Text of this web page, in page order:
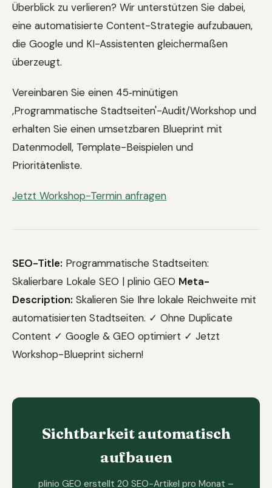
Überblick zu verlieren? Wir unterstützen Sie dabei,
eine automatisierte Content-Strategie aufzubauen,
die Google und KI-Assistenten gleichermaßen
überzeugt.
Vereinbaren Sie einen 45‑minütigen
‚Programmatische Stadtseiten'-Audit/Workshop und
erhalten Sie einen umsetzbaren Blueprint mit
Datenmodell, Template-Beispielen und
Prioritätenliste.
Jetzt Workshop-Termin anfragen
SEO-Title: Programmatische Stadtseiten:
Skalierbare Lokale SEO | plinio GEO Meta-
Description: Skalieren Sie Ihre lokale Reichweite mit
automatisierten Stadtseiten. ✓ Ohne Duplicate
Content ✓ Google & GEO optimiert ✓ Jetzt
Workshop-Blueprint sichern!
Sichtbarkeit automatisch
aufbauen
plinio GEO erstellt 20 SEO-Artikel pro Monat –